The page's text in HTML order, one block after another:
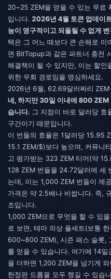
20~25 ZEM을 얻을 수 있는 무료
입니다. 2026년 4월 토큰 업데이
능이 영구적이고 되돌릴 수 없게 변
택은 그 어느 때보다 큰 손해로 이
면 BitTopup과 같은 파트너 충전
해결책이 될 수 있지만, 이는 할인
위한 우회 경로임을 명심하세요.
2026년 6월, 62.69달러짜리
네, 하지만 30일 이내에 800 ZEM
습니다. 그 지점이 바로 달러당 효
구간이기 때문입니다.
이 번들의 효율은 1달러당 15.95
15.1 ZEM/$)보다 높으며, 커뮤니
고 평가받는 323 ZEM 티어(약
128 ZEM 번들을 24.72달러에 세
는데, 이는 1,000 ZEM 번들이 제
가격은 약 2.5배나 비쌉니다. 즉,
조입니다.
1,000 ZEM으로 무엇을 할 수 있
로 보면, 테마 의상 풀세트(보통
600~800 ZEM), 시즌 패스 슬롯,
를 얻을 수 있습니다. 여기에 14일
을 더하면 1,200 ZEM을 넘기게
한정판 드롭을 모두 챙길 수 있습